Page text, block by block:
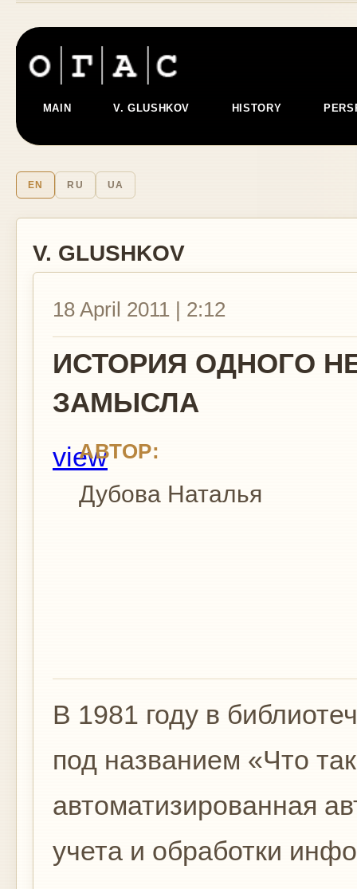
MAIN V. GLUSHKOV HISTORY
EN RU UA
V. GLUSHKOV
18 April 2011 | 2:12
ИСТОРИЯ ОДНОГО
ЗАМЫСЛА
АВТОР:
Дубова Наталья
В 1981 году в
под названием «Что
автоматизированная
учета и обработки
view